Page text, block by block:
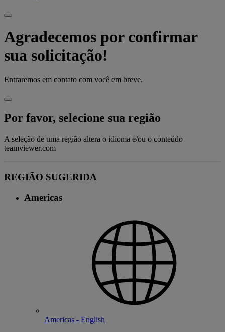
Agradecemos por confirmar
sua solicitação!
Entraremos em contato com você em breve.
Por favor, selecione sua região
A seleção de uma região altera o idioma e/ou o conteúdo
teamviewer.com
REGIÃO SUGERIDA
Americas
Americas - English